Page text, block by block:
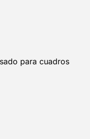
para cuadros